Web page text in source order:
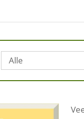
Alle